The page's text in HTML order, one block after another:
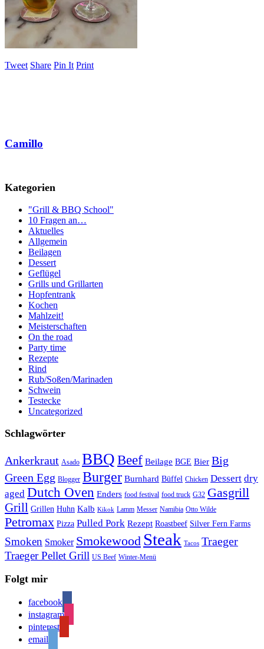
Tweet Share Pin It Print
Camillo
Kategorien
"Grill & BBQ School"
10 Fragen an…
Aktuelles
Allgemein
Beilagen
Dessert
Geflügel
Grills und Grillarten
Hopfentrank
Kochen
Mahlzeit!
Meisterschaften
On the road
Party time
Rezepte
Rind
Rub/Soßen/Marinaden
Schwein
Testecke
Uncategorized
Schlagwörter
Ankerkraut Asado BBQBeef Beilage BGE Bier Big
Green Egg Blogger Burger Burnhard Büffel Chicken Dessert dry
aged Dutch Oven Enders food festival food truck G32 Gasgrill
Grill Grillen Huhn Kalb Kikok Lamm Messer Namibia Otto Wilde
Petromax Pizza Pulled Pork Rezept Roastbeef Silver Fern Farms
Smoken Smoker Smokewood Steak Tacos Traeger
Traeger Pellet Grill US Beef Winter-Menü
Folgt mir
facebook
instagram
pinterest
email